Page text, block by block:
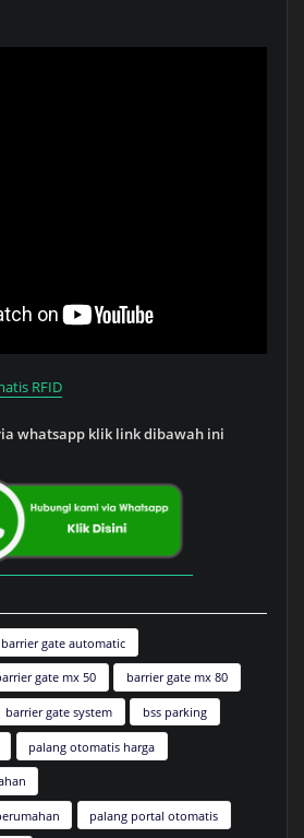
RFID
whatsapp klik link dibawah ini
barrier gate automatic
gate mx 50 barrier gate mx 80
barrier gate system bss parking
palang otomatis harga
palang portal otomatis